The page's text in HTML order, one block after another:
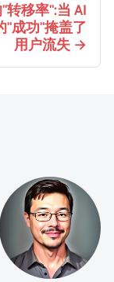
转移率":当 AI
"成功"掩盖了
用户流失